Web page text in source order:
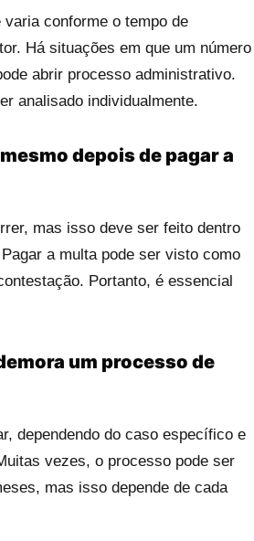
conforme o tempo de
Há situações em que um número
abrir processo administrativo.
analisado individualmente.
depois de pagar a
mas isso deve ser feito dentro
a multa pode ser visto como
Portanto, é essencial
um processo de
dependendo do caso específico e
vezes, o processo pode ser
mas isso depende de cada